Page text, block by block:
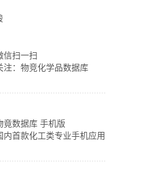
信扫一扫
注：物竞化学品数据库
竟数据库 手机版
内首款化工类专业手机应用